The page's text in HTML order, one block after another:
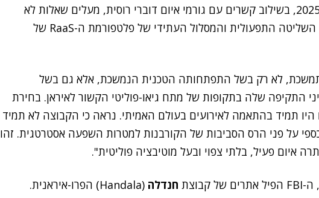
כל פעילותה של הקבוצה בסוף 2025, בשילוב קשרים עם גורמי איום דוברי רוסית, מעלים שאלות לא
פתורות לגבי הבעלות הנוכחית, השליטה התפעולית והמסלול העתידי של פלטפורמת ה-RaaS של
לא רק בשל התפתחותה הטכנית הנמשכת, אלא גם בשל
התקיפה שלה בתקופות של מתח גיאו-פוליטי הקשור לאיראן. בחירת
תמיד בהתאמה לאירועים בעולם האמיתי. נראה כי הקבוצה לא תמיד
על פני הרס הסביבות של הקורבנות למטרות השפעה אסטרטגית. זהו
, ה-FBI הפיל אתרים של קבוצת חנדלה
(Handala) הפרו-איראנית.